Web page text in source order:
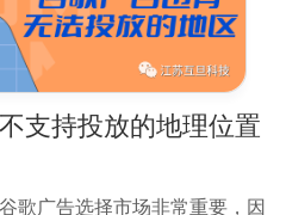
支持投放的地理位置
歌广告选择市场非常重要，因